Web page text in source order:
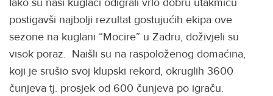
Iako su naši kuglači odigrali vrlo dobru utakmicu
postigavši najbolji rezultat gostujućih ekipa ove
sezone na kuglani “Mocire” u Zadru, doživjeli su
visok poraz. Naišli su na raspoloženog domaćina,
koji je srušio svoj klupski rekord, okruglih 3600
čunjeva tj. prosjek od 600 čunjeva po igraču.